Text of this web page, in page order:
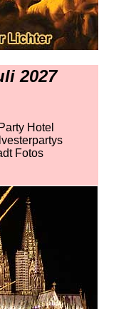
2027
Hotel
Fotos